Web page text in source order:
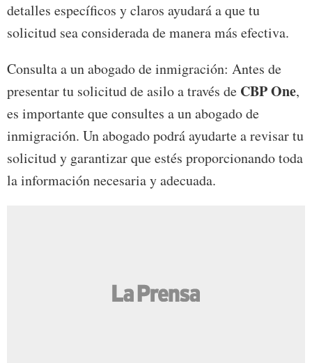
detalles específicos y claros ayudará a que tu
solicitud sea considerada de manera más efectiva.
Consulta a un abogado de inmigración: Antes de
presentar tu solicitud de asilo a través de CBP One,
es importante que consultes a un abogado de
inmigración. Un abogado podrá ayudarte a revisar tu
solicitud y garantizar que estés proporcionando toda
la información necesaria y adecuada.